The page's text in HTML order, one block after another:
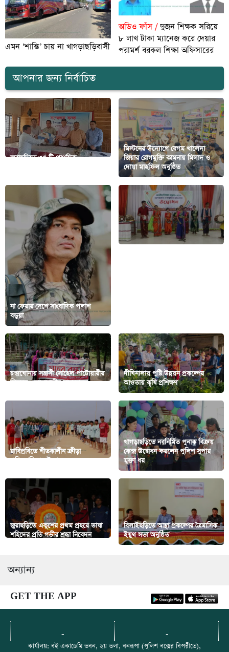
এমন ‘শান্তি’ চায় না খাগড়াছড়িবাসী
অডিও ফাঁস /দুজন শিক্ষক সরিয়ে
৮ লাখ টাকা ম্যানেজ করে দেয়ার
পরামর্শ বরকল শিক্ষা অফিসারের
আপনার জন্য নির্বাচিত
জুরাছড়িতে ৩৫ টি প্রাথমিক
মিল্টনের উদ্যোগে বেগম খালেদা
জিয়ার রোগমুক্তি কামনায় মিলাদ ও
দোয়া মাহফিল অনুষ্ঠিত
না ফেরার দেশে সাংবাদিক পলাশ
বড়ুয়া
চন্দ্রঘোনায় সন্ত্রাসী সোহেল পাটোয়ারীর
বিরুদ্ধে এলাকাবাসীর মানববন্ধন
দীঘিনালায় পুষ্টি উন্নয়ন প্রকল্পের
আওতায় কৃষি প্রশিক্ষণ
রাবিপ্রবিতে শীতকালীন ক্রীড়া
প্রতিযোগিতার উদ্বোধন
খাগড়াছড়িতে নবনির্মিত পুনাক বিক্রয়
কেন্দ্র উদ্বোধন করলেন পুলিশ সুপার
মুক্তা ধর
জুরাছড়িতে একুশের প্রথম প্রহরে ভাষা
শহিদের প্রতি গভীর শ্রদ্ধা নিবেদন
বিলাইছড়িতে আস্থা প্রকল্পের ত্রৈমাসিক
ইয়ুথ সভা অনুষ্ঠিত
অন্যান্য
GET THE APP
- -
কার্যালয়: বই একাডেমি ভবন, ২য় তলা, বনরূপা (পুলিশ বক্সের বিপরীতে),